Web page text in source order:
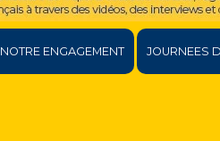
NOTRE ENGAGEMENT JOURNEES